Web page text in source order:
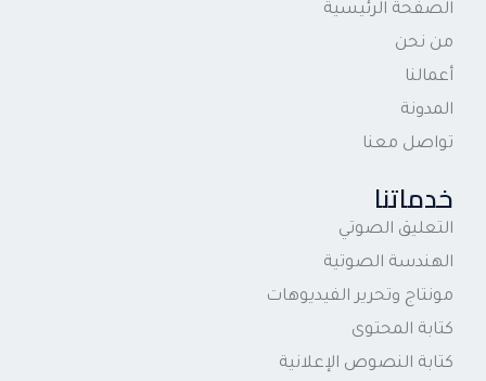
الصفحة الرئيسية
من نحن
أعمالنا
المدونة
تواصل معنا
خدماتنا
التعليق الصوتي
الهندسة الصوتية
مونتاج وتحرير الفيديوهات
كتابة المحتوى
كتابة النصوص الإعلانية